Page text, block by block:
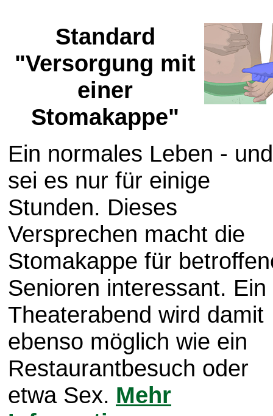
Standard
"Versorgung mit
einer
Stomakappe"
Ein normales Leben - und
sei es nur für einige
Stunden. Dieses
Versprechen macht die
Stomakappe für
Senioren interessant. Ein
Theaterabend wird damit
ebenso möglich wie ein
Restaurantbesuch oder
etwa Sex. Mehr